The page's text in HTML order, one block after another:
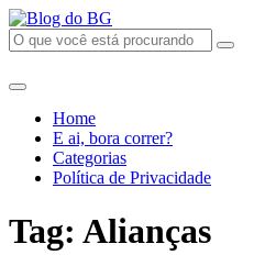
Home
E ai, bora correr?
Categorias
Política de Privacidade
Tag: Alianças